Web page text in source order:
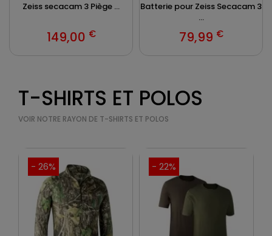
Zeiss secacam 3 Piège ...
149,00 €
Batterie pour Zeiss Secacam 3
...
79,99 €
T-SHIRTS ET POLOS
VOIR NOTRE RAYON DE T-SHIRTS ET POLOS
- 26% - 22%